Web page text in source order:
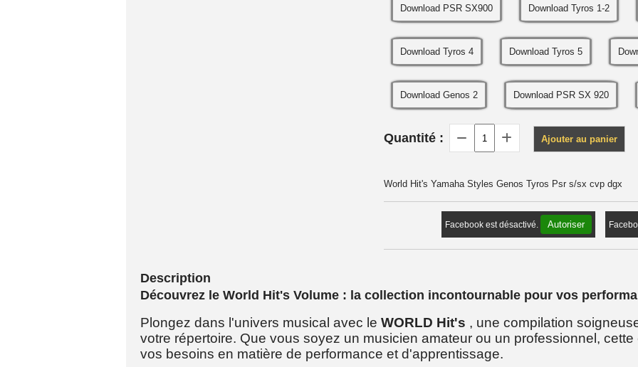
Download PSR SX900 Download Tyros 1-2
Download Tyros 4 Download Tyros 5
Download Genos 2 Download PSR SX 920
Quantité : Ajouter au panier
World Hit's Yamaha Styles Genos Tyros Psr s/sx cvp dgx
Facebook est désactivé. Autoriser
Description
Découvrez le World Hit's Volume : la collection incontournable pour vos
Plongez dans l'univers musical avec le WORLD Hit's , une compilation
votre répertoire. Que vous soyez un musicien amateur ou un professionnel,
vos besoins en matière de performance et d'apprentissage.